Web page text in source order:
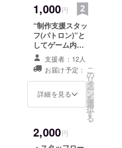
ナリオの両
方を担当。
以来、どち
らも作れる
人間であろ
うと模索し
続けてい
は田中ロミ
オ、虚淵
1,000円
“制作支援スタッ
フ(パトロン)”と
してゲーム内エ
ンディングス
タッフロールに
掲載
支援者：12人
お届け予定：
詳細を見る
こ
の
リ
タ
ー
ン
を
選
択
す
る
2,000円